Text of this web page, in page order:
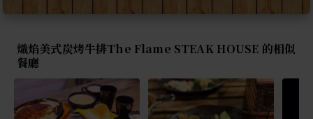
熾焰美式炭烤牛排The Flame STEAK HOUSE 的相似
餐廳